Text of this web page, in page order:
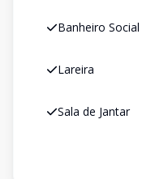
Banheiro Social
Lareira
Sala de Jantar